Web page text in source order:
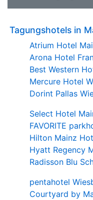
Tagungshotels in
Atrium Hotel
Arona Hotel
Best Western
Mercure Hotel
Dorint Pallas
Select Hotel
FAVORITE
Hilton Mainz
Hyatt Regency
Radisson Blu
pentahotel
Courtyard by